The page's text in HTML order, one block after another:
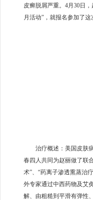
皮癣脱屑严重。4月30日
月活动”，就报名参加了
治疗概述：美国皮肤病
春四人共同为赵丽做了联
术”、“药离子渗透熏蒸治
外专家通过中西药物及艾
解、由粗糙到平滑有弹性